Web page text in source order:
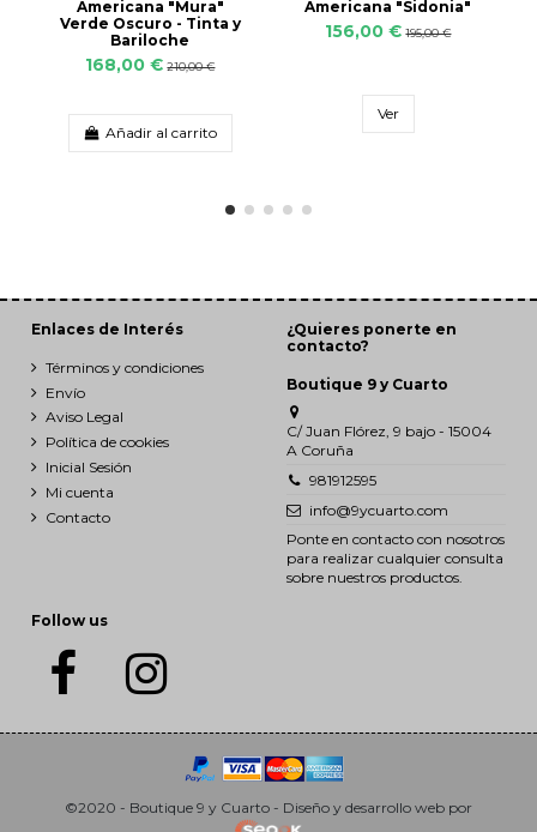
Americana "Mura"
Verde Oscuro - Tinta y
Bariloche
168,00 € 210,00 €
Añadir al carrito
Americana "Sidonia"
156,00 € 195,00 €
Ver
Enlaces de Interés
Términos y condiciones
Envío
Aviso Legal
Política de cookies
Inicial Sesión
Mi cuenta
Contacto
¿Quieres ponerte en
contacto?
Boutique 9 y Cuarto
C/ Juan Flórez, 9 bajo - 15004
A Coruña
981912595
info@9ycuarto.com
Ponte en contacto con nosotros
para realizar cualquier consulta
sobre nuestros productos.
Follow us
©2020 - Boutique 9 y Cuarto - Diseño y desarrollo web por